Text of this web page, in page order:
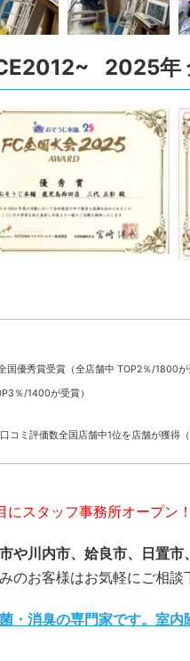
2025年
国優秀賞受賞（全店舗中 TOP2％/1800が
％/1400が受賞）
コミ評価数全国店舗中1位を店舗が獲得（
にスタッフ事務所オープン！
や川内市、姶良市、日置市
のお客様はお気軽にご相談
・消臭の専門家です。室内